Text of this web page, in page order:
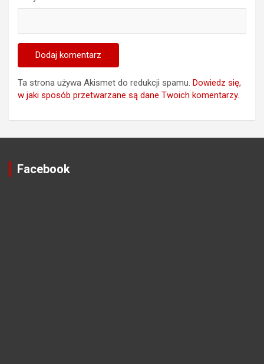
Ta strona używa Akismet do redukcji spamu. Dowiedz się,
w jaki sposób przetwarzane są dane Twoich komentarzy.
Facebook